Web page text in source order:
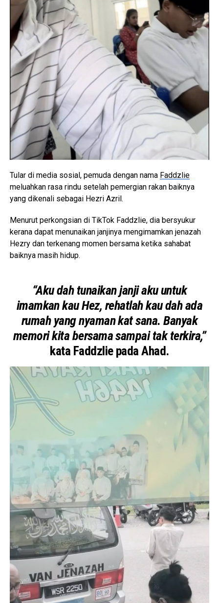
Tular di media sosial, pemuda dengan nama Faddzlie
meluahkan rasa rindu setelah pemergian rakan baiknya
yang dikenali sebagai Hezri Azril.
Menurut perkongsian di TikTok Faddzlie, dia bersyukur
kerana dapat menunaikan janjinya mengimamkan jenazah
Hezry dan terkenang momen bersama ketika sahabat
baiknya masih hidup.
“Aku dah tunaikan janji aku untuk
imamkan kau Hez, rehatlah kau dah ada
rumah yang nyaman kat sana. Banyak
memori kita bersama sampai tak terkira,”
kata Faddzlie pada Ahad.